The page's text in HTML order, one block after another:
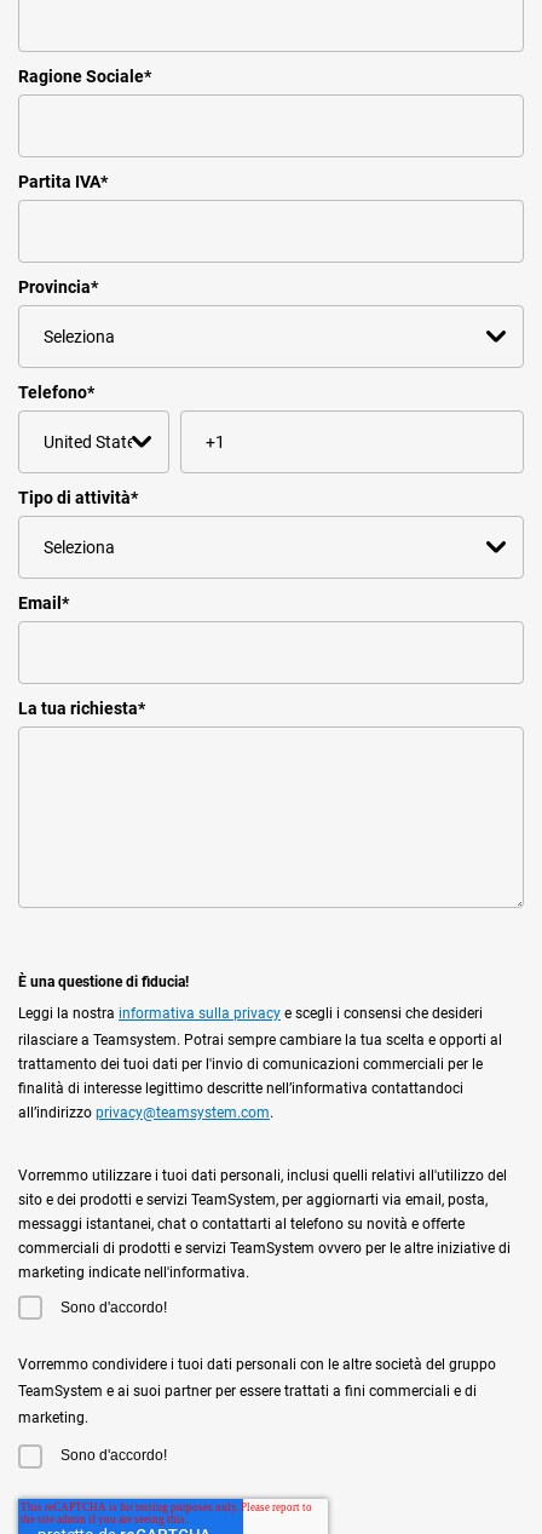
Ragione Sociale*
Partita IVA*
Provincia*
Telefono*
Tipo di attività*
Email *
La tua richiesta*
È una questione di fiducia!
Leggi la nostra informativa sulla privacy e scegli i consensi che desideri
rilasciare a Teamsystem. Potrai sempre cambiare la tua scelta e opporti al
trattamento dei tuoi dati per l'invio di comunicazioni commerciali per le
finalità di interesse legittimo descritte nell’informativa contattandoci
all’indirizzo privacy@teamsystem.com.
Vorremmo utilizzare i tuoi dati personali, inclusi quelli relativi all'utilizzo del
sito e dei prodotti e servizi TeamSystem, per aggiornarti via email, posta,
messaggi istantanei, chat o contattarti al telefono su novità e offerte
commerciali di prodotti e servizi TeamSystem ovvero per le altre iniziative di
marketing indicate nell'informativa.
Sono d'accordo!
Vorremmo condividere i tuoi dati personali con le altre società del gruppo
TeamSystem e ai suoi partner per essere trattati a fini commerciali e di
marketing.
Sono d'accordo!